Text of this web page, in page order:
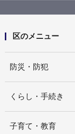
神大寺第
区のメニュー
防災・防犯
くらし・手続き
子育て・教育